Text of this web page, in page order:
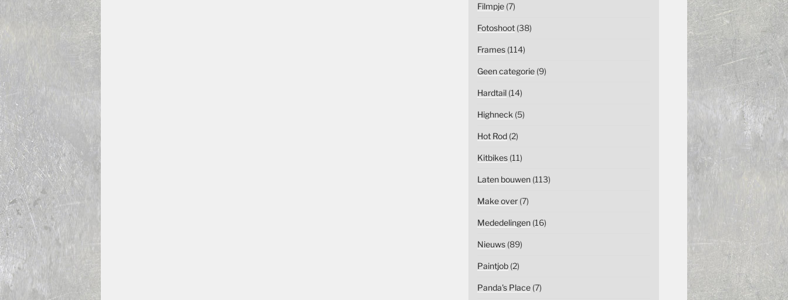
Filmpje(7)
Fotoshoot(38)
Frames(114)
Geen categorie(9)
Hardtail(14)
Highneck (5)
Hot Rod(2)
Kitbikes(11)
Laten bouwen(113)
Make over(7)
Mededelingen(16)
Nieuws(89)
Paintjob(2)
Panda's Place(7)